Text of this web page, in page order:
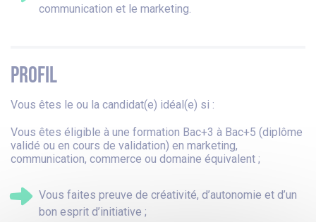
communication et le marketing.
PROFIL
Vous êtes le ou la candidat(e) idéal(e) si :
Vous êtes éligible à une formation Bac+3 à Bac+5 (diplôme
validé ou en cours de validation) en marketing,
communication, commerce ou domaine équivalent ;
Vous faites preuve de créativité, d’autonomie et d’un
bon esprit d’initiative ;